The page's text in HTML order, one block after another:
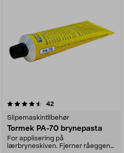
42
Slipemaskintilbehør
Tormek PA-70 brynepasta
For applisering på
lærbryneskiven. Fjerner råeggen
4.5 av 5 stjerner